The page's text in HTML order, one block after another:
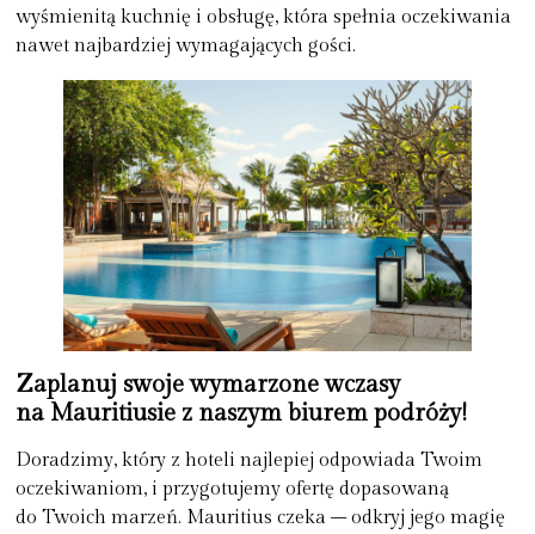
wyśmienitą kuchnię i obsługę, która spełnia oczekiwania
nawet najbardziej wymagających gości.
Zaplanuj swoje wymarzone wczasy
na Mauritiusie z naszym biurem podróży!
Doradzimy, który z hoteli najlepiej odpowiada Twoim
oczekiwaniom, i przygotujemy ofertę dopasowaną
do Twoich marzeń. Mauritius czeka – odkryj jego magię